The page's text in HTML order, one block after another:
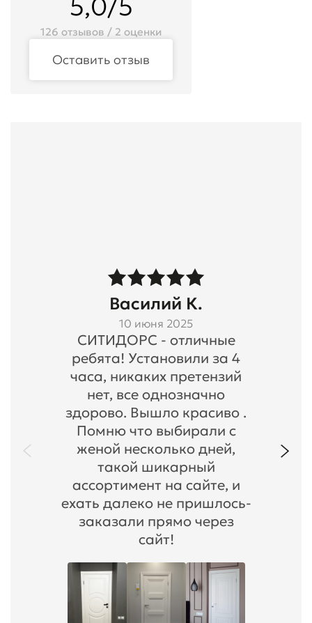
5,0/5
126 отзывов / 2 оценки
Оставить отзыв
Василий К.
10 июня 2025
СИТИДОРС - отличные
ребята! Установили за 4
часа, никаких претензий
нет, все однозначно
здорово. Вышло красиво .
Помню что выбирали с
женой несколько дней,
такой шикарный
ассортимент на сайте, и
ехать далеко не пришлось-
заказали прямо через
сайт!